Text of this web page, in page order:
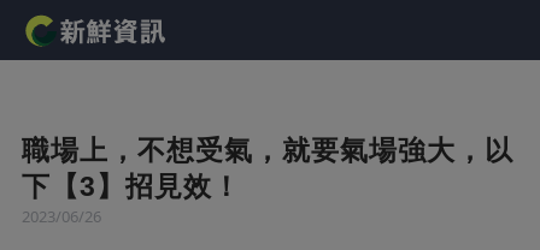
職場上，不想受氣，就要氣場強大，以
下【3】招見效！
2023/06/26